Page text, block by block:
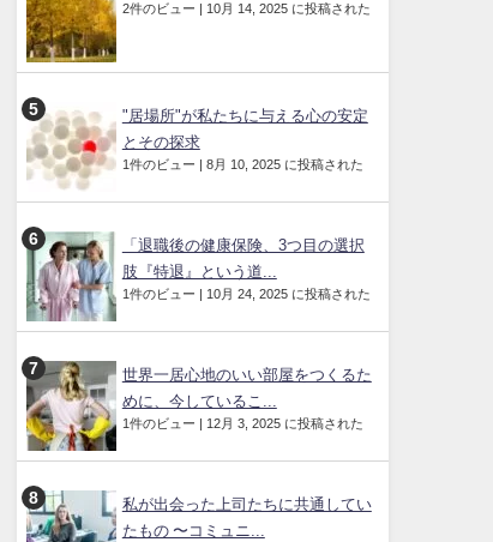
2件のビュー | 10月 14, 2025 に投稿された
"居場所"が私たちに与える心の安定
とその探求
1件のビュー | 8月 10, 2025 に投稿された
「退職後の健康保険、3つ目の選択
肢『特退』という道...
1件のビュー | 10月 24, 2025 に投稿された
世界一居心地のいい部屋をつくるた
めに、今しているこ...
1件のビュー | 12月 3, 2025 に投稿された
私が出会った上司たちに共通してい
たもの 〜コミュニ...